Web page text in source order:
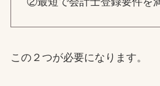
この２つが必要になります。